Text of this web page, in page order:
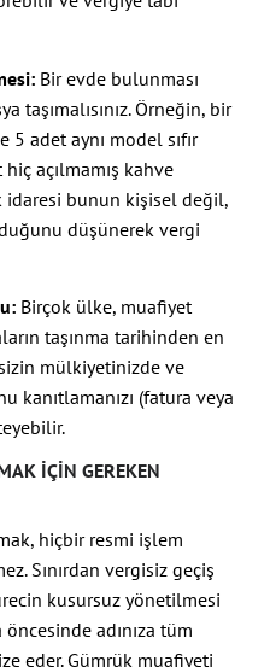
Bir evde bulunması
taşımalısınız. Örneğin, bir
5 adet aynı model sıfır
açılmamış kahve
idaresi bunun kişisel değil,
düşünerek vergi
Birçok ülke, muafiyet
taşınma tarihinden en
mülkiyetinizde ve
kanıtlamanızı (fatura veya
İÇIN GEREKEN
hiçbir resmi işlem
Sınırdan vergisiz geçiş
kusursuz yönetilmesi
öncesinde adınıza tüm
eder. Gümrük muafiyeti